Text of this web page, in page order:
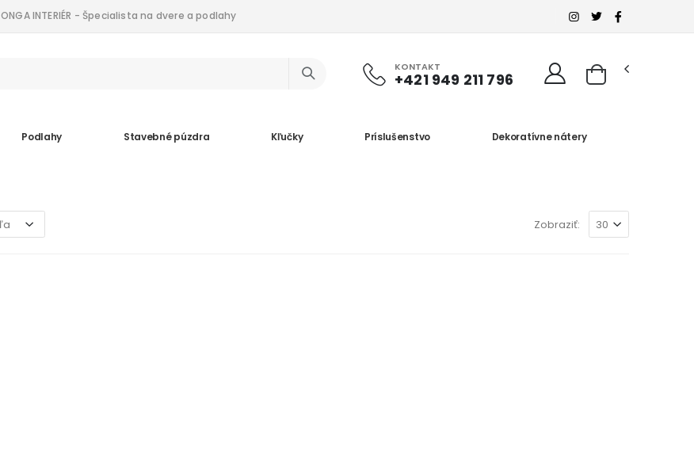
ONGA INTERIÉR - Špecialista na dvere a podlahy
KONTAKT
+421 949 211 796
Podlahy Stavebné púzdra Kľučky Príslušenstvo Dekoratívne nátery
Zobraziť: